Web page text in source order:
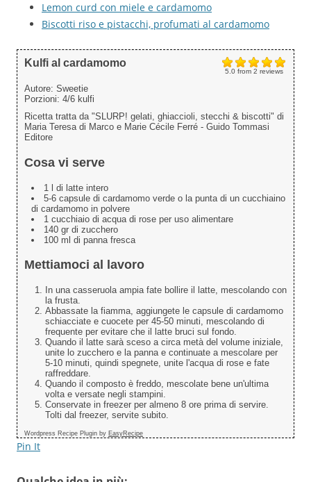
Lemon curd con miele e cardamomo
Biscotti riso e pistacchi, profumati al cardamomo
5.0from 2 reviews
Kulfi al cardamomo
Autore: Sweetie
Porzioni: 4/6 kulfi
Ricetta tratta da "SLURP! gelati, ghiaccioli, stecchi & biscotti" di
Maria Teresa di Marco e Marie Cécile Ferré - Guido Tommasi
Editore
Cosa vi serve
1 l di latte intero
5-6 capsule di cardamomo verde o la punta di un cucchiaino
di cardamomo in polvere
1 cucchiaio di acqua di rose per uso alimentare
140 gr di zucchero
100 ml di panna fresca
Mettiamoci al lavoro
In una casseruola ampia fate bollire il latte, mescolando con
la frusta.
Abbassate la fiamma, aggiungete le capsule di cardamomo
schiacciate e cuocete per 45-50 minuti, mescolando di
frequente per evitare che il latte bruci sul fondo.
Quando il latte sarà sceso a circa metà del volume iniziale,
unite lo zucchero e la panna e continuate a mescolare per
5-10 minuti, quindi spegnete, unite l'acqua di rose e fate
raffreddare.
Quando il composto è freddo, mescolate bene un'ultima
volta e versate negli stampini.
Conservate in freezer per almeno 8 ore prima di servire.
Tolti dal freezer, servite subito.
Wordpress Recipe Plugin by EasyRecipe
Pin It